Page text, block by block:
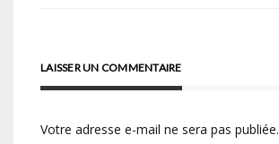
LAISSER UN COMMENTAIRE
Votre adresse e-mail ne sera pas publiée.